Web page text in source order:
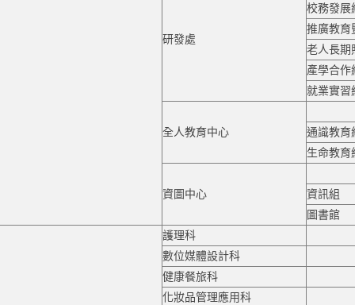
研發處
校務發展
推廣教育
老人長期
產學合作
就業實習
全人教育中心
通識教育
生命教育
資圖中心
資訊組
圖書館
護理科
數位媒體設計科
健康餐旅科
化妝品管理應用科